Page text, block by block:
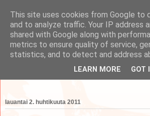
koti
perheen tempauksia äidin
lauantai 2. huhtikuuta 2011
This site uses cookies from Google to
and to analyze traffic. Your IP address
shared with Google along with
metrics to ensure quality of service,
statistics, and to detect and address
LEARN MORE GOT